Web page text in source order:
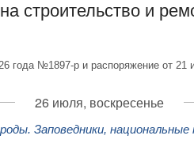
строительство и
года №1897-р и распоряжение от
26 июля, воскресенье
Заповедники, национальные